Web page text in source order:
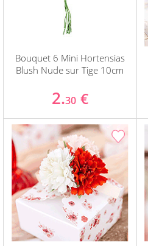
Bouquet 6 Mini Hortensias
Blush Nude sur Tige 10cm
2.30 €